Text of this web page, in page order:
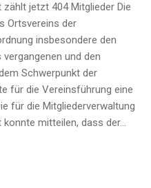
jetzt 404 Mitglieder Die
Ortsvereins der
insbesondere den
und den
Schwerpunkt der
für die Vereinsführung eine
für die Mitgliederverwaltung
mitteilen, dass der…